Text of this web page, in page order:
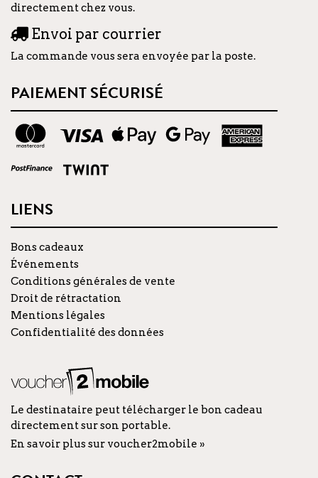
directement chez vous.
Envoi par courrier
La commande vous sera envoyée par la poste.
PAIEMENT SÉCURISÉ
LIENS
Bons cadeaux
Événements
Conditions générales de vente
Droit de rétractation
Mentions légales
Confidentialité des données
Le destinataire peut télécharger le bon cadeau
directement sur son portable.
En savoir plus sur voucher2mobile »